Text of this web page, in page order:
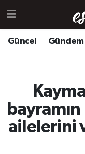
Güncel Gündem
ailelerini